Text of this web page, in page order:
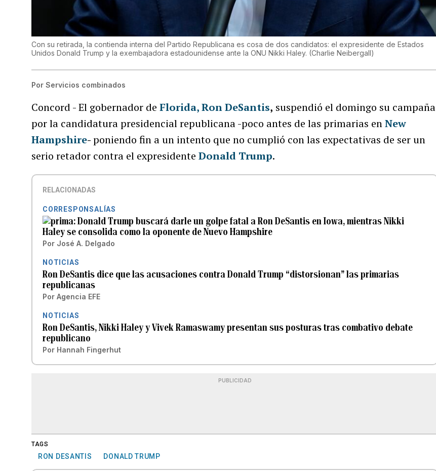
Con su retirada, la contienda interna del Partido Republicana es cosa de dos candidatos: el expresidente de Estados
Unidos Donald Trump y la exembajadora estadounidense ante la ONU Nikki Haley. (Charlie Neibergall)
Por Servicios combinados
Concord - El gobernador deFlorida,Ron DeSantis, suspendió el domingo su campaña
por la candidatura presidencial republicana -poco antes de las primarias enNew
Hampshire-poniendo fin a un intento que no cumplió con las expectativas de ser un
serio retador contra el expresidenteDonald Trump.
RELACIONADAS
CORRESPONSALÍAS
Donald Trump buscará darle un golpe fatal a Ron DeSantis en Iowa, mientras Nikki
Haley se consolida como la oponente de Nuevo Hampshire
Por José A. Delgado
NOTICIAS
Ron DeSantis dice que las acusaciones contra Donald Trump “distorsionan” las primarias
republicanas
Por Agencia EFE
NOTICIAS
Ron DeSantis, Nikki Haley y Vivek Ramaswamy presentan sus posturas tras combativo debate
republicano
Por Hannah Fingerhut
PUBLICIDAD
TAGS
RON DESANTIS DONALD TRUMP